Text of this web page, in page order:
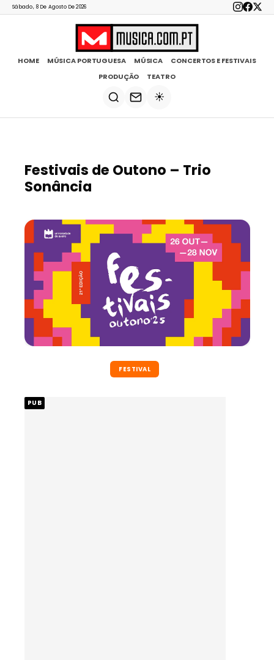
Sábado, 8 De Agosto De 2026
HOME MÚSICA PORTUGUESA MÚSICA
CONCERTOS E FESTIVAIS
PRODUÇÃO
TEATRO
☀️
Festivais de Outono – Trio
Sonância
FESTIVAL
PUB